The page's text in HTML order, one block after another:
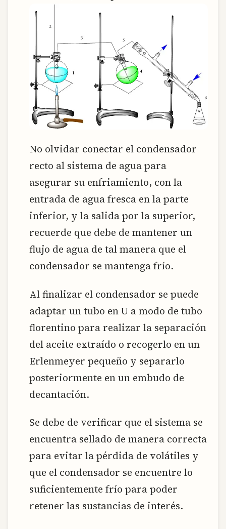
No olvidar conectar el condensador
recto al sistema de agua para
asegurar su enfriamiento, con la
entrada de agua fresca en la parte
inferior, y la salida por la superior,
recuerde que debe de mantener un
flujo de agua de tal manera que el
condensador se mantenga frío.
Al finalizar el condensador se puede
adaptar un tubo en U a modo de tubo
florentino para realizar la separación
del aceite extraído o recogerlo en un
Erlenmeyer pequeño y separarlo
posteriormente en un embudo de
decantación.
Se debe de verificar que el sistema se
encuentra sellado de manera correcta
para evitar la pérdida de volátiles y
que el condensador se encuentre lo
suficientemente frío para poder
retener las sustancias de interés.